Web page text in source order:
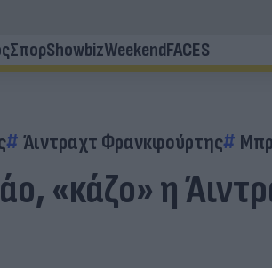
ΣπορShowbizWeekendFACES
Άιντραχτ Φρανκφούρτης
«κάζο» η